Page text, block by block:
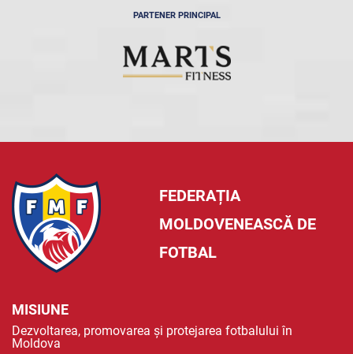
PARTENER PRINCIPAL
FEDERAȚIA
MOLDOVENEASCĂ DE
FOTBAL
MISIUNE
Dezvoltarea, promovarea și protejarea fotbalului în
Moldova